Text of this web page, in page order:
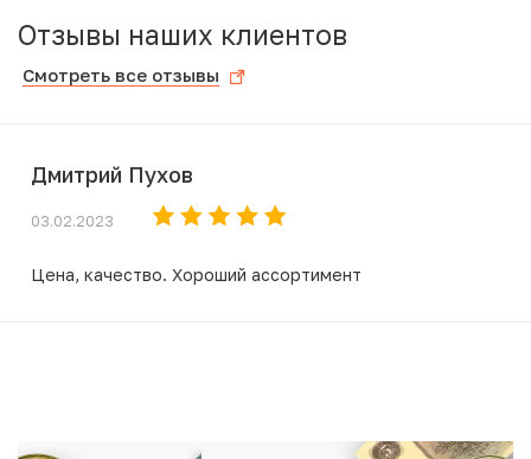
Отзывы наших клиентов
Смотреть все отзывы
Дмитрий Пухов
03.02.2023
Цена, качество. Хороший ассортимент